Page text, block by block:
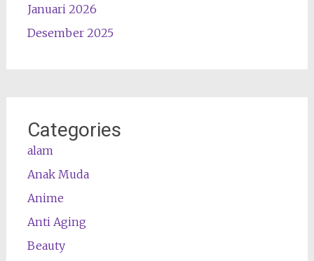
Januari 2026
Desember 2025
Categories
alam
Anak Muda
Anime
Anti Aging
Beauty